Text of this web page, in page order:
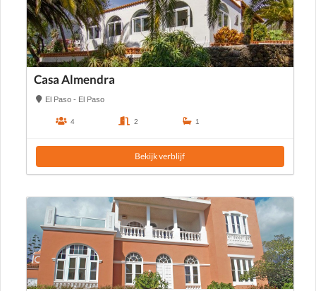
Casa Almendra
El Paso - El Paso
4 2 1
Bekijk verblijf